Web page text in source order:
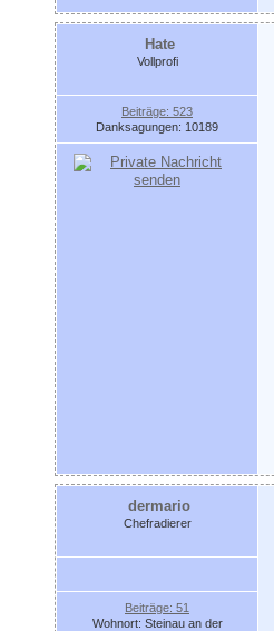
Hate
Vollprofi
Beiträge: 523
Danksagungen: 10189
dermario
Chefradierer
Beiträge: 51
Wohnort: Steinau an der